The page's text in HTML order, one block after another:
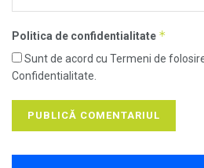
Politica de confidentialitate *
Sunt de acord cu Termeni de
Confidentialitate.